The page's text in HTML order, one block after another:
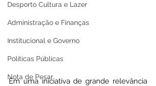
Desporto Cultura e Lazer
Administração e Finanças
Institucional e Governo
Políticas Públicas
Nota de Pesar
Em uma iniciativa de grande relevância